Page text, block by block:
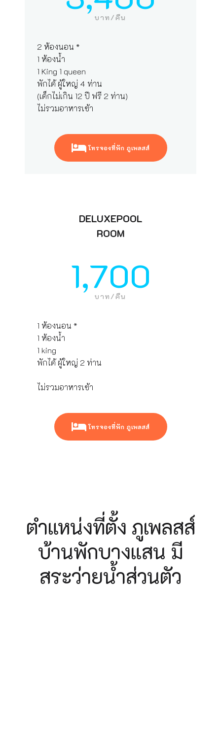
บาท/คืน
2 ห้องนอน *
1 ห้องน้ำ
1 King 1 queen
พักได้ ผู้ใหญ่ 4 ท่าน
(เด็กไม่เกิน 12 ปี ฟรี 2 ท่าน)
ไม่รวมอาหารเช้า
โทรจองที่พัก ภูเพลสส์
DELUXEPOOL
ROOM
1,700
บาท/คืน
1 ห้องนอน *
1 ห้องน้ำ
1 king
พักได้ ผู้ใหญ่ 2 ท่าน
ไม่รวมอาหารเช้า
โทรจองที่พัก ภูเพลสส์
ตำแหน่งที่ตั้ง ภูเพลสส์
บ้านพักบางแสน มี
สระว่ายน้ำส่วนตัว